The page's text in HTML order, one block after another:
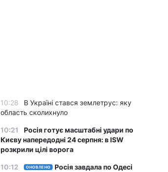
10:28
В Україні стався землетрус: яку
область сколихнуло
10:21
Росія готує масштабні удари по
Києву напередодні 24 серпня: в ISW
розкрили цілі ворога
10:12 ОНОВЛЕНО
Росія завдала по Одесі